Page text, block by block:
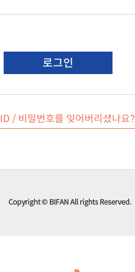
로그인
ID / 비밀번호를 잊어버리셨나요?